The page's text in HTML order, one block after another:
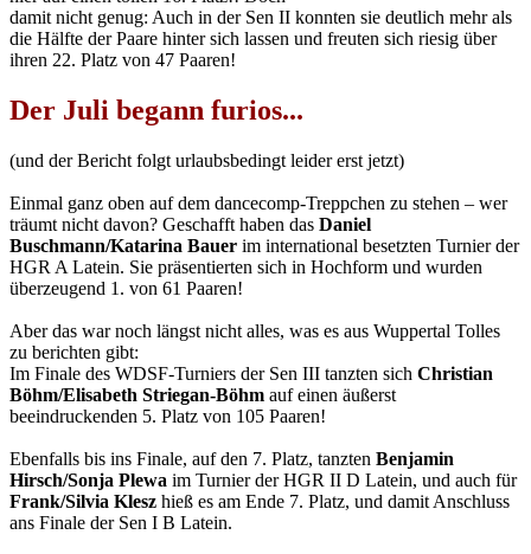
damit nicht genug: Auch in der Sen II konnten sie deutlich mehr als
die Hälfte der Paare hinter sich lassen und freuten sich riesig über
ihren 22. Platz von 47 Paaren!
Der Juli begann furios...
(und der Bericht folgt urlaubsbedingt leider erst jetzt)
Einmal ganz oben auf dem dancecomp-Treppchen zu stehen – wer
träumt nicht davon? Geschafft haben das Daniel
Buschmann/Katarina Bauer im international besetzten Turnier der
HGR A Latein. Sie präsentierten sich in Hochform und wurden
überzeugend 1. von 61 Paaren!
Aber das war noch längst nicht alles, was es aus Wuppertal Tolles
zu berichten gibt:
Im Finale des WDSF-Turniers der Sen III tanzten sich Christian
Böhm/Elisabeth Striegan-Böhm auf einen äußerst
beeindruckenden 5. Platz von 105 Paaren!
Ebenfalls bis ins Finale, auf den 7. Platz, tanzten Benjamin
Hirsch/Sonja Plewa im Turnier der HGR II D Latein, und auch für
Frank/Silvia Klesz hieß es am Ende 7. Platz, und damit Anschluss
ans Finale der Sen I B Latein.